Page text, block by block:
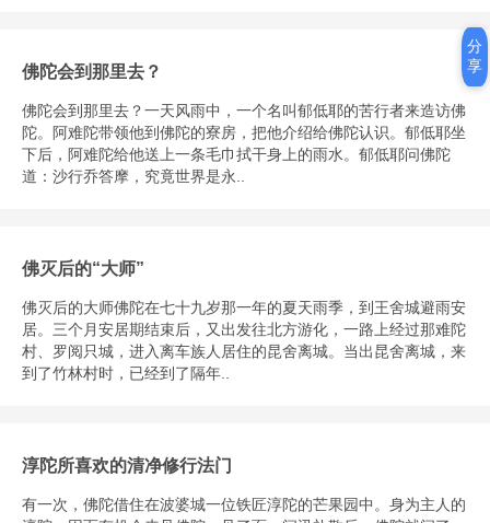
佛陀会到那里去？
佛陀会到那里去？一天风雨中，一个名叫郁低耶的苦行者来造访佛
陀。阿难陀带领他到佛陀的寮房，把他介绍给佛陀认识。郁低耶坐
下后，阿难陀给他送上一条毛巾拭干身上的雨水。郁低耶问佛陀
道：沙行乔答摩，究竟世界是永..
佛灭后的“大师”
佛灭后的大师佛陀在七十九岁那一年的夏天雨季，到王舍城避雨安
居。三个月安居期结束后，又出发往北方游化，一路上经过那难陀
村、罗阅只城，进入离车族人居住的昆舍离城。当出昆舍离城，来
到了竹林村时，已经到了隔年..
淳陀所喜欢的清净修行法门
有一次，佛陀借住在波婆城一位铁匠淳陀的芒果园中。身为主人的
分
享